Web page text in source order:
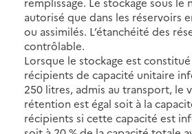
autorisé que dans les réservoirs
ou assimilés. L’étanchéité des
contrôlable.
Lorsque le stockage est
récipients de capacité unitaire
250 litres, admis au transport, le
rétention est égal soit à la
récipients si cette capacité est